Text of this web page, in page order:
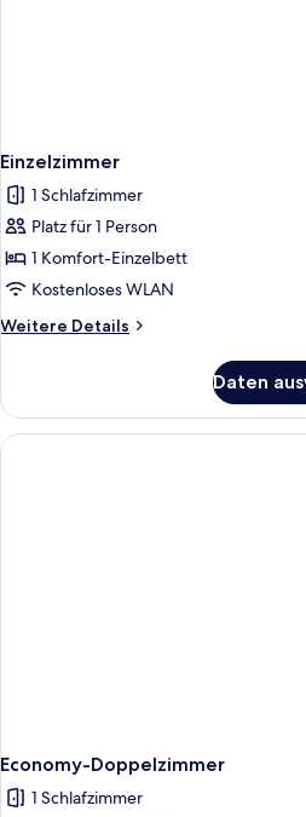
Einzelzimmer
1 Schlafzimmer
Platz für 1 Person
1 Komfort-Einzelbett
Kostenloses WLAN
Weitere Details
Weitere
Daten
Economy-Doppelzimmer
1 Schlafzimmer